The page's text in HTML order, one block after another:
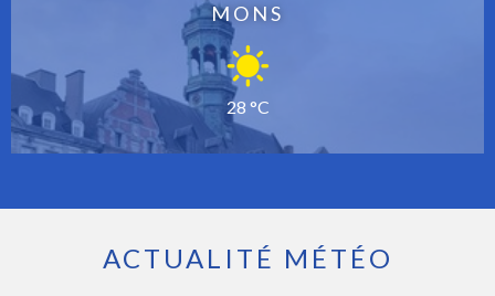
MONS
28 °C
ACTUALITÉ MÉTÉO